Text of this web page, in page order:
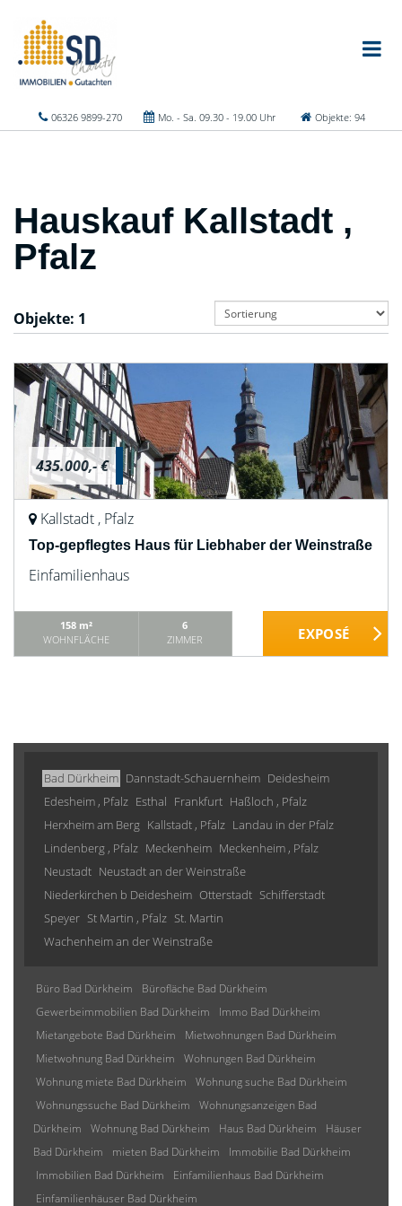
06326 9899-270 Mo. - Sa. 09.30 - 19.00 Uhr Objekte: 94
Hauskauf Kallstadt ,
Pfalz
Objekte: 1
435.000,- €
Kallstadt , Pfalz
Top-gepflegtes Haus für Liebhaber der Weinstraße
Einfamilienhaus
158 m²
WOHNFLÄCHE
6
ZIMMER
Bad Dürkheim Dannstadt-Schauernheim Deidesheim
Edesheim , Pfalz Esthal Frankfurt Haßloch , Pfalz
Herxheim am Berg Kallstadt , Pfalz Landau in der Pfalz
Lindenberg , Pfalz Meckenheim Meckenheim , Pfalz
Neustadt Neustadt an der Weinstraße
Niederkirchen b Deidesheim Otterstadt Schifferstadt
Speyer St Martin , Pfalz St. Martin
Wachenheim an der Weinstraße
Büro Bad Dürkheim
Bürofläche Bad Dürkheim
Gewerbeimmobilien Bad Dürkheim
Immo Bad Dürkheim
Mietangebote Bad Dürkheim
Mietwohnungen Bad Dürkheim
Mietwohnung Bad Dürkheim
Wohnungen Bad Dürkheim
Wohnung miete Bad Dürkheim
Wohnung suche Bad Dürkheim
Wohnungssuche Bad Dürkheim
Wohnungsanzeigen Bad
Dürkheim
Wohnung Bad Dürkheim Haus Bad Dürkheim
Häuser
Bad Dürkheim
mieten Bad Dürkheim
Immobilie Bad Dürkheim
Immobilien Bad Dürkheim
Einfamilienhaus Bad Dürkheim
Einfamilienhäuser Bad Dürkheim